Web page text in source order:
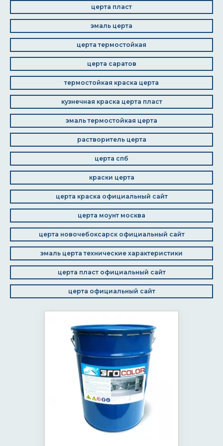
церта пласт
эмаль церта
церта термостойкая
церта саратов
термостойкая краска церта
кузнечная краска церта пласт
эмаль термостойкая церта
растворитель церта
церта спб
краски церта
церта краска официальный сайт
церта моунт москва
церта новочебоксарск официальный сайт
эмаль церта технические характеристики
церта пласт официальный сайт
церта официальный сайт